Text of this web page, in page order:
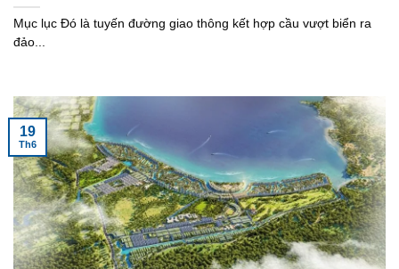
Mục lục Đó là tuyến đường giao thông kết hợp cầu vượt biển ra
đảo...
19
Th6